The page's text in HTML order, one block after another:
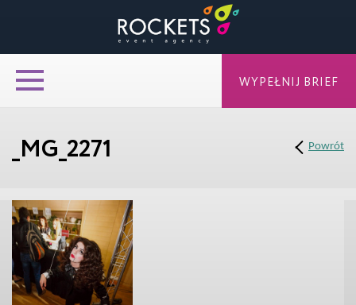
_MG_2271 Powrót
WYPEŁNIJ BRIEF